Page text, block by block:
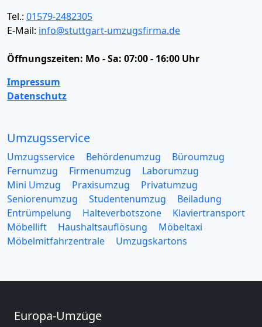
Tel.: 01579-2482305
E-Mail: info@stuttgart-umzugsfirma.de
Öffnungszeiten: Mo - Sa: 07:00 - 16:00 Uhr
Impressum
Datenschutz
Umzugsservice
Umzugsservice Behördenumzug
Büroumzug
Fernumzug
Firmenumzug
Laborumzug
Mini Umzug
Praxisumzug
Privatumzug
Seniorenumzug
Studentenumzug
Beiladung
Entrümpelung
Halteverbotszone
Klaviertransport
Möbellift
Haushaltsauflösung
Möbeltaxi
Möbelmitfahrzentrale
Umzugskartons
Europa-Umzüge